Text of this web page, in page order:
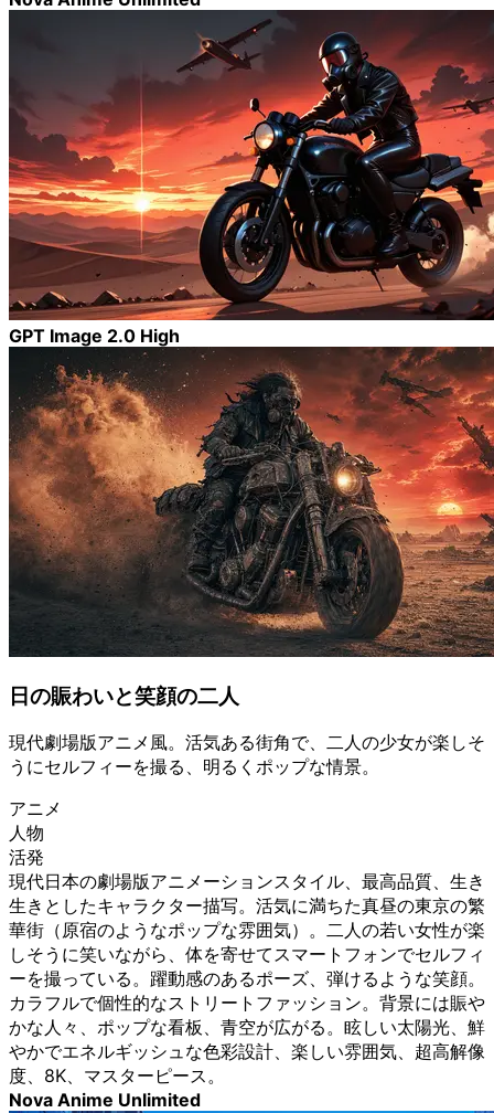
GPT Image 2.0 High
日の賑わいと笑顔の二人
現代劇場版アニメ風。活気ある街角で、二人の少女が楽しそ
うにセルフィーを撮る、明るくポップな情景。
アニメ
人物
活発
現代日本の劇場版アニメーションスタイル、最高品質、生き
生きとしたキャラクター描写。活気に満ちた真昼の東京の繁
華街（原宿のようなポップな雰囲気）。二人の若い女性が楽
しそうに笑いながら、体を寄せてスマートフォンでセルフィ
ーを撮っている。躍動感のあるポーズ、弾けるような笑顔。
カラフルで個性的なストリートファッション。背景には賑や
かな人々、ポップな看板、青空が広がる。眩しい太陽光、鮮
やかでエネルギッシュな色彩設計、楽しい雰囲気、超高解像
度、8K、マスターピース。
Nova Anime Unlimited